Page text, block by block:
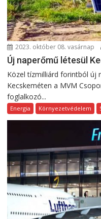
2023. október 08. vasárnap
Új naperőmű létesül
Közel tízmilliárd forintból új
Kecskeméten a MVM
foglalkozó...
Energia Környezetvédelem